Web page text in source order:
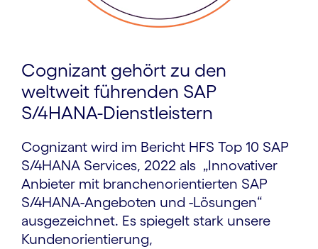
Cognizant gehört zu den
weltweit führenden SAP
S/4HANA-Dienstleistern
Cognizant wird im Bericht HFS Top 10 SAP
S/4HANA Services, 2022 als „Innovativer
Anbieter mit branchenorientierten SAP
S/4HANA-Angeboten und -Lösungen“
ausgezeichnet. Es spiegelt stark unsere
Kundenorientierung,